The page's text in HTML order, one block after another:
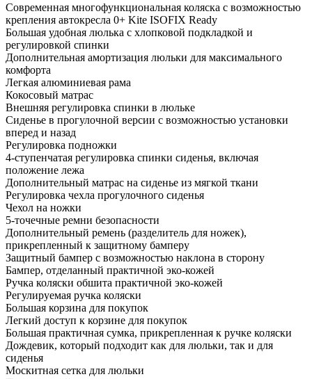
Современная многофункциональная коляска с возможностью
крепления автокресла 0+ Kite ISOFIX Ready
Большая удобная люлька с хлопковой подкладкой и
регулировкой спинки
Дополнительная амортизация люльки для максимального
комфорта
Легкая алюминиевая рама
Кокосовый матрас
Внешняя регулировка спинки в люльке
Сиденье в прогулочной версии с возможностью установки
вперед и назад
Регулировка подножки
4-ступенчатая регулировка спинки сиденья, включая
положение лежа
Дополнительный матрас на сиденье из мягкой ткани
Регулировка чехла прогулочного сиденья
Чехол на ножки
5-точечные ремни безопасности
Дополнительный ремень (разделитель для ножек),
прикрепленный к защитному бамперу
Защитный бампер с возможностью наклона в сторону
Бампер, отделанный практичной эко-кожей
Ручка коляски обшита практичной эко-кожей
Регулируемая ручка коляски
Большая корзина для покупок
Легкий доступ к корзине для покупок
Большая практичная сумка, прикрепленная к ручке коляски
Дождевик, который подходит как для люльки, так и для
сиденья
Москитная сетка для люльки